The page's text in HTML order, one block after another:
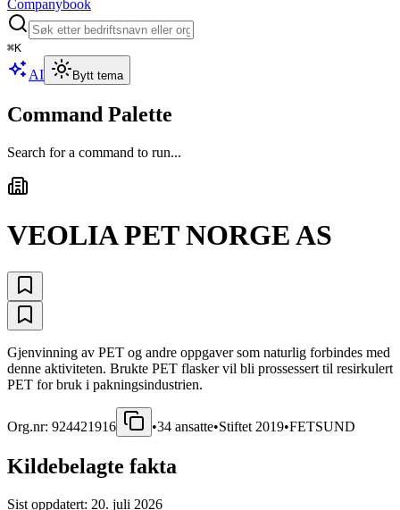
Companybook
⌘K
AI Bytt tema
Command Palette
Search for a command to run...
VEOLIA PET NORGE AS
Gjenvinning av PET og andre oppgaver som naturlig forbindes med
denne aktiviteten. Brukte PET flasker vil bli prossessert til resirkulert
PET for bruk i pakningsindustrien.
Org.nr: 924421916 •34 ansatte•Stiftet 2019•FETSUND
Kildebelagte fakta
Sist oppdatert: 20. juli 2026